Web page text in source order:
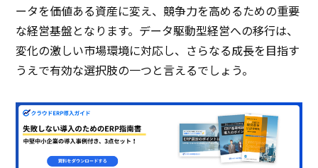
ータを価値ある資産に変え、競争力を高めるための重要
な経営基盤となります。データ駆動型経営への移行は、
変化の激しい市場環境に対応し、さらなる成長を目指す
うえで有効な選択肢の一つと言えるでしょう。